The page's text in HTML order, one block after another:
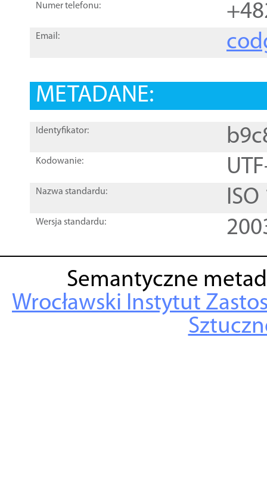
Numer telefonu:
Email:
METADANE:
Identyfikator:
Kodowanie:
Nazwa standardu:
Wersja standardu:
Semantyczne
Wrocławski Instytut